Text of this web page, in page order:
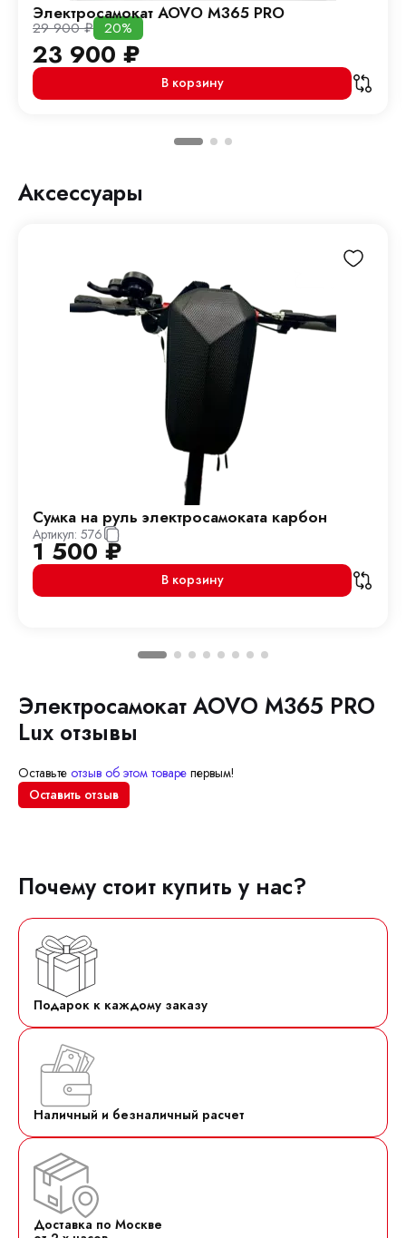
Электросамокат AOVO M365 PRO
29 900₽ 20%
23 900 ₽
В корзину
Аксессуары
Сумка на руль электросамоката карбон
Артикул: 576
1 500₽
В корзину
Электросамокат AOVO M365 PRO
Lux отзывы
Оставьте отзыв об этом товаре первым!
Оставить отзыв
Почему стоит купить у нас?
Подарок к каждому заказу
Наличный и безналичный расчет
Доставка по Москве